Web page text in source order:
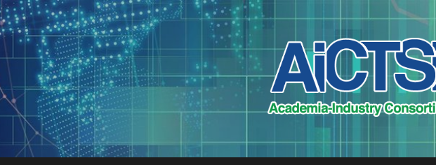
Skip
to
content
Search
AICTSP 台灣臺中軟體園區
Academia-Industry Consortium of Taichung Software Park in